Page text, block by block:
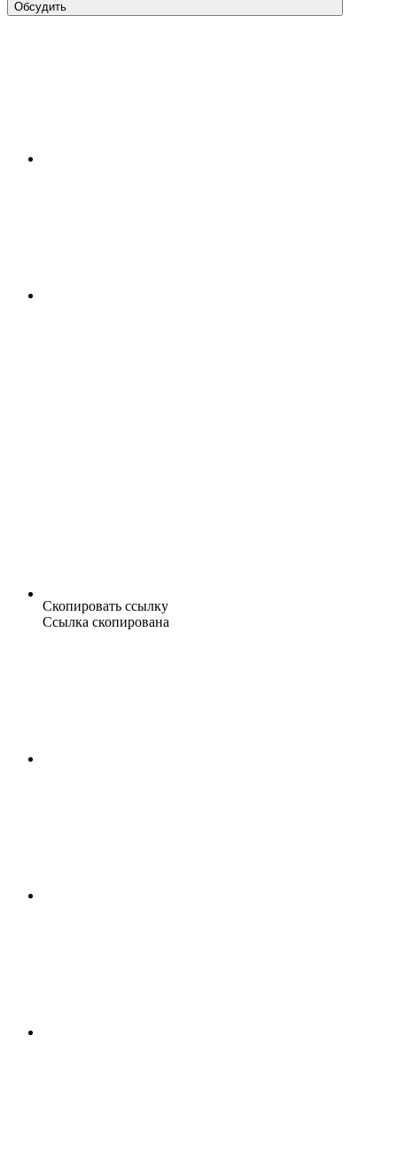
Обсудить
Скопировать ссылку
Ссылка скопирована